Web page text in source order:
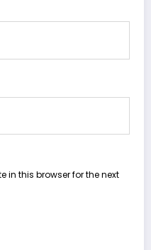
in this browser for the next